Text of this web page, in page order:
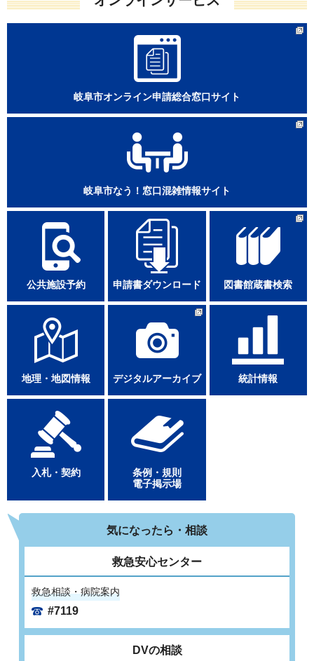
岐阜市オンライン申請総合窓口サイト
岐阜市なう！窓口混雑情報サイト
公共施設予約 申請書ダウンロード 図書館蔵書検索
地理・地図情報 デジタルアーカイブ 統計情報
入札・契約
条例・規則
電子掲示場
気になったら・相談
救急安心センター
救急相談・病院案内
#7119
DVの相談